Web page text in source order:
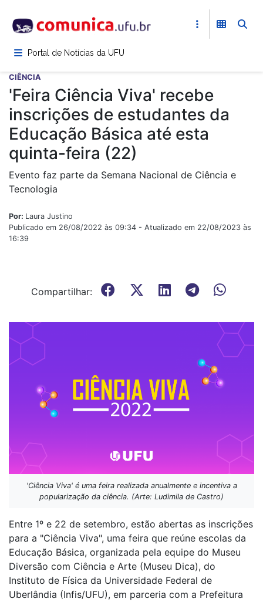
para
conteúdoPortal de Notícias da UFU
CIÊNCIA
'Feira Ciência Viva' recebe
inscrições de estudantes da
Educação Básica até esta
quinta-feira (22)
Evento faz parte da Semana Nacional de Ciência e
Tecnologia
Por: Laura Justino
Publicado em 26/08/2022 às 09:34 - Atualizado em 22/08/2023 às
16:39
Compartilhar:
'Ciência Viva' é uma feira realizada anualmente e incentiva a
popularização da ciência. (Arte: Ludimila de Castro)
Entre 1º e 22 de setembro, estão abertas as inscrições
para a "Ciência Viva", uma feira que reúne escolas da
Educação Básica, organizada pela equipe do Museu
Diversão com Ciência e Arte (Museu Dica), do
Instituto de Física da Universidade Federal de
Uberlândia (Infis/UFU), em parceria com a Prefeitura